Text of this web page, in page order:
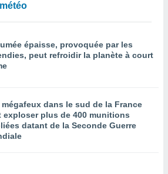
épaisse, provoquée par les
peut refroidir la planète à court
mégafeux dans le sud de la France
exploser plus de 400 munitions
datant de la Seconde Guerre